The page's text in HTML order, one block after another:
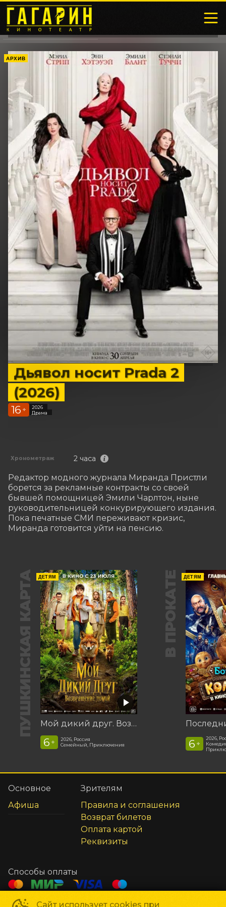
АРХИВ
Дьявол носит Prada 2
(2026)
16 +
2026
Драма
Хронометраж 2 часа
Редактор модного журнала Миранда Пристли
борется за рекламные контракты со своей
бывшей помощницей Эмили Чарлтон, ныне
руководительницей конкурирующего издания.
Пока печатные СМИ переживают кризис,
Миранда готовится уйти на пенсию.
ПУШКИНСКАЯ КАРТА ДЕТЯМ
Мой дикий друг. Возвращение домой
6 +
2026, Россия
Семейный, Приключения
В ПРОКАТЕ ДЕТЯМ
6 +
2026,
Сайт использует cookies при
Основное
Афиша
Зрителям
Правила и соглашения
Возврат билетов
Оплата картой
Реквизиты
Способы оплаты